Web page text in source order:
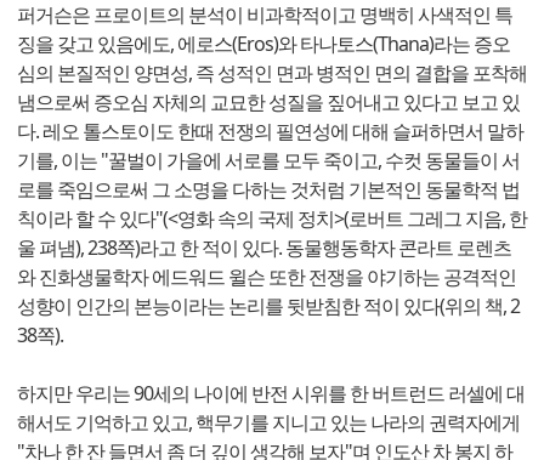
퍼거슨은 프로이트의 분석이 비과학적이고 명백히 사색적인 특
징을 갖고 있음에도, 에로스(Eros)와 타나토스(Thana)라는 증오
심의 본질적인 양면성, 즉 성적인 면과 병적인 면의 결합을 포착해
냄으로써 증오심 자체의 교묘한 성질을 짚어내고 있다고 보고 있
다. 레오 톨스토이도 한때 전쟁의 필연성에 대해 슬퍼하면서 말하
기를, 이는 "꿀벌이 가을에 서로를 모두 죽이고, 수컷 동물들이 서
로를 죽임으로써 그 소명을 다하는 것처럼 기본적인 동물학적 법
칙이라 할 수 있다"(<영화 속의 국제 정치>(로버트 그레그 지음, 한
울 펴냄), 238쪽)라고 한 적이 있다. 동물행동학자 콘라트 로렌츠
와 진화생물학자 에드워드 윌슨 또한 전쟁을 야기하는 공격적인
성향이 인간의 본능이라는 논리를 뒷받침한 적이 있다(위의 책, 2
38쪽).
하지만 우리는 90세의 나이에 반전 시위를 한 버트런드 러셀에 대
해서도 기억하고 있고, 핵무기를 지니고 있는 나라의 권력자에게
"차나 한 잔 들면서 좀 더 깊이 생각해 보자"며 인도산 차 봉지 하